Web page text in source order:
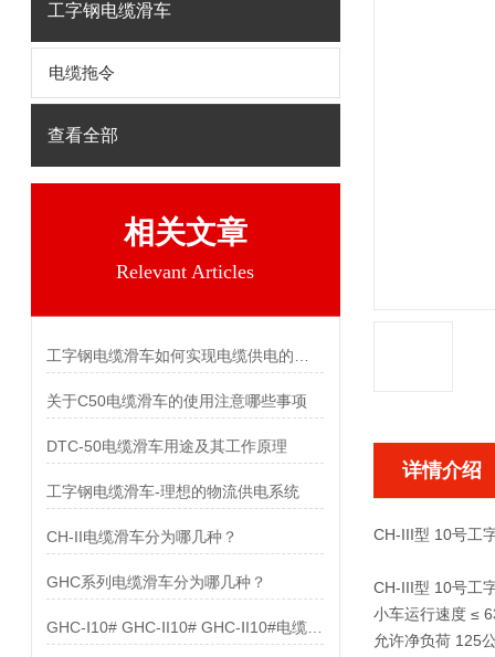
工字钢电缆滑车
电缆拖令
查看全部
相关文章
Relevant Articles
关于C50电缆滑车的使用注意哪些事项
DTC-50电缆滑车用途及其工作原理
工字钢电缆滑车-理想的物流供电系统
CH-II电缆滑车分为哪几种？
GHC系列电缆滑车分为哪几种？
详情介绍
CH-III型 10号工
CH-III型 10号工
小车运行速度 ≤
允许净负荷 125